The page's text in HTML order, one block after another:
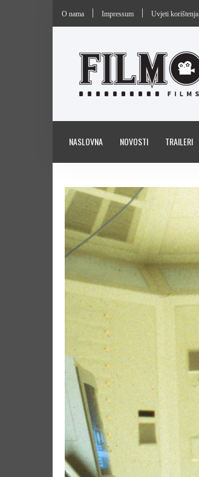
O nama Impressum Uvjeti korištenja
NASLOVNA NOVOSTI TRAILERI